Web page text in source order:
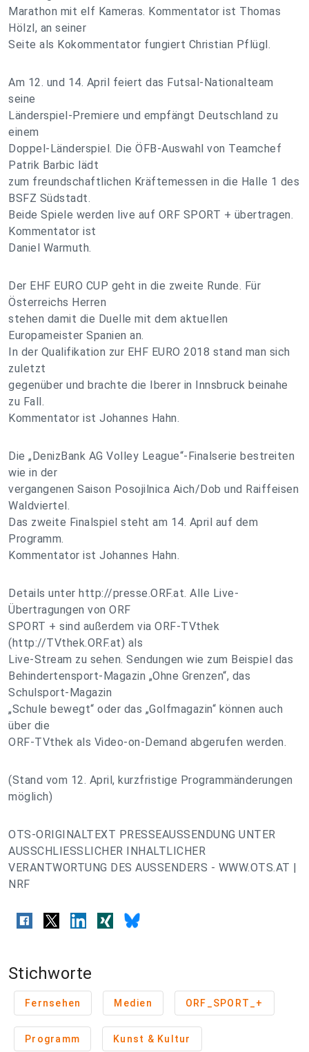
Marathon mit elf Kameras. Kommentator ist Thomas
Hölzl, an seiner
Seite als Kokommentator fungiert Christian Pflügl.
Am 12. und 14. April feiert das Futsal-Nationalteam
seine
Länderspiel-Premiere und empfängt Deutschland zu
einem
Doppel-Länderspiel. Die ÖFB-Auswahl von Teamchef
Patrik Barbic lädt
zum freundschaftlichen Kräftemessen in die Halle 1 des
BSFZ Südstadt.
Beide Spiele werden live auf ORF SPORT + übertragen.
Kommentator ist
Daniel Warmuth.
Der EHF EURO CUP geht in die zweite Runde. Für
Österreichs Herren
stehen damit die Duelle mit dem aktuellen
Europameister Spanien an.
In der Qualifikation zur EHF EURO 2018 stand man sich
zuletzt
gegenüber und brachte die Iberer in Innsbruck beinahe
zu Fall.
Kommentator ist Johannes Hahn.
Die „DenizBank AG Volley League“-Finalserie bestreiten
wie in der
vergangenen Saison Posojilnica Aich/Dob und Raiffeisen
Waldviertel.
Das zweite Finalspiel steht am 14. April auf dem
Programm.
Kommentator ist Johannes Hahn.
Details unter http://presse.ORF.at. Alle Live-
Übertragungen von ORF
SPORT + sind außerdem via ORF-TVthek
(http://TVthek.ORF.at) als
Live-Stream zu sehen. Sendungen wie zum Beispiel das
Behindertensport-Magazin „Ohne Grenzen“, das
Schulsport-Magazin
„Schule bewegt“ oder das „Golfmagazin“ können auch
über die
ORF-TVthek als Video-on-Demand abgerufen werden.
(Stand vom 12. April, kurzfristige Programmänderungen
möglich)
OTS-ORIGINALTEXT PRESSEAUSSENDUNG UNTER
AUSSCHLIESSLICHER INHALTLICHER
VERANTWORTUNG DES AUSSENDERS - WWW.OTS.AT |
NRF
Stichworte
Fernsehen Medien ORF_SPORT_+
Programm Kunst & Kultur